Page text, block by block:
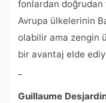
fonlardan doğrudan
Avrupa ülkelerinin
olabilir ama zengin
bir avantaj elde
Guillaume